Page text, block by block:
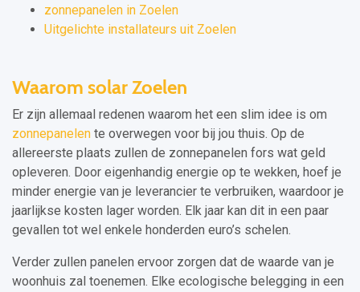
zonnepanelen in Zoelen
Uitgelichte installateurs uit Zoelen
Waarom solar Zoelen
Er zijn allemaal redenen waarom het een slim idee is om
zonnepanelen te overwegen voor bij jou thuis. Op de
allereerste plaats zullen de zonnepanelen fors wat geld
opleveren. Door eigenhandig energie op te wekken, hoef je
minder energie van je leverancier te verbruiken, waardoor je
jaarlijkse kosten lager worden. Elk jaar kan dit in een paar
gevallen tot wel enkele honderden euro’s schelen.
Verder zullen panelen ervoor zorgen dat de waarde van je
woonhuis zal toenemen. Elke ecologische belegging in een